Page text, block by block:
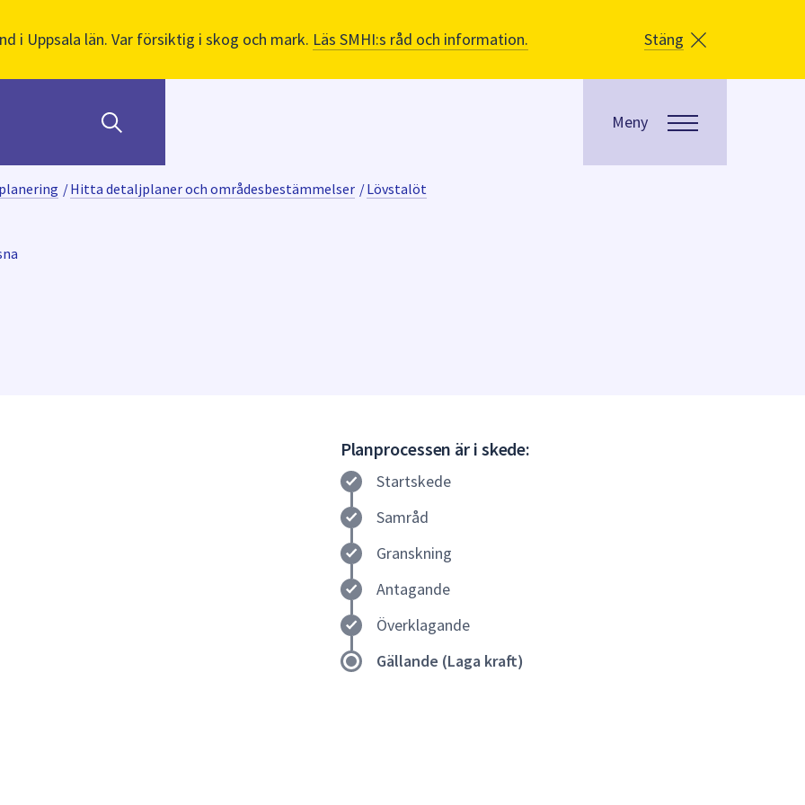
i Uppsala län. Var försiktig i skog och mark. Läs SMHI:s råd och information. Stäng
Meny
/Hitta detaljplaner och områdesbestämmelser /Lövstalöt
Planprocessen är i skede:
Startskede
Samråd
Granskning
Antagande
Överklagande
Gällande (Laga kraft)